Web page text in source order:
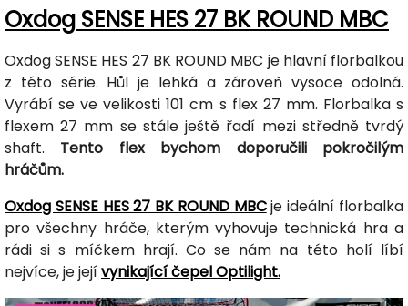
Oxdog SENSE HES 27 BK ROUND MBC
Oxdog SENSE HES 27 BK ROUND MBC je hlavní florbalkou
z této série. Hůl je lehká a zároveň vysoce odolná.
Vyrábí se ve velikosti 101 cm s flex 27 mm. Florbalka s
flexem 27 mm se stále ještě řadí mezi středně tvrdý
shaft. Tento flex bychom doporučili pokročilým
hráčům.
Oxdog SENSE HES 27 BK ROUND MBCje ideální florbalka
pro všechny hráče, kterým vyhovuje technická hra a
rádi si s míčkem hrají. Co se nám na této holí líbí
nejvíce, je jejívynikající čepel Optilight.